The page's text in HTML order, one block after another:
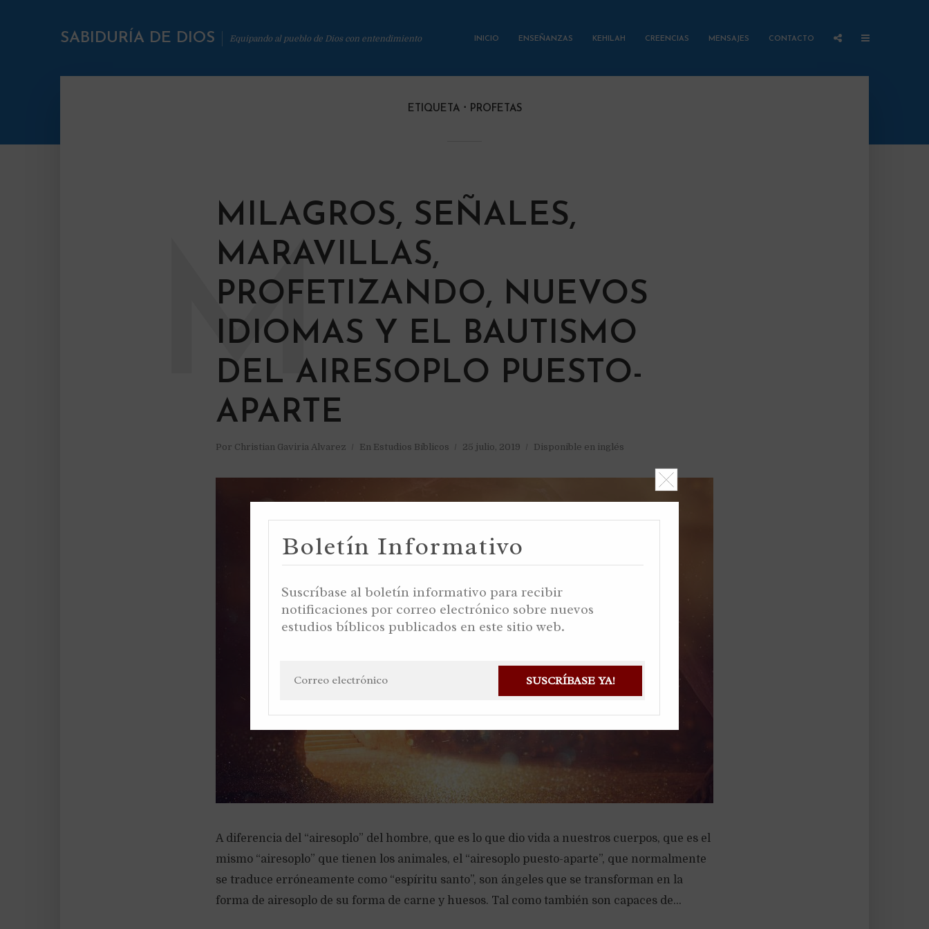
SABIDURÍA DE DIOS Equipando al pueblo de Dios con entendimiento INICIO ENSEÑANZAS KEHILAH CREENCIAS MENSAJES CONTACTO
ETIQUETA PROFETAS
MILAGROS, SEÑALES,
MARAVILLAS,
PROFETIZANDO, NUEVOS
IDIOMAS Y EL BAUTISMO
DEL AIRESOPLO PUESTO-
APARTE
Por Christian Gaviria Alvarez En Estudios Bíblicos 25 julio, 2019 Disponible en inglés
M
A diferencia del “airesoplo” del hombre, que es lo que dio vida a nuestros cuerpos, que es el
mismo “airesoplo” que tienen los animales, el “airesoplo puesto-aparte”, que normalmente
se traduce erróneamente como “espíritu santo”, son ángeles que se transforman en la
forma de airesoplo de su forma de carne y huesos. Tal como también son capaces de...
SUSCRÍBASE YA!
Boletín Informativo
Suscríbase al boletín informativo para recibir
notificaciones por correo electrónico sobre nuevos
estudios bíblicos publicados en este sitio web.